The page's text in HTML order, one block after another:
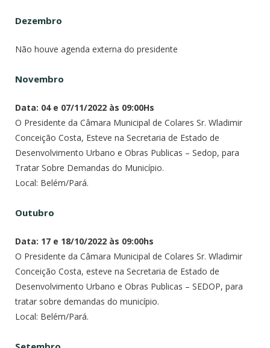
Dezembro
Não houve agenda externa do presidente
Novembro
Data: 04 e 07/11/2022 às 09:00Hs
O Presidente da Câmara Municipal de Colares Sr. Wladimir
Conceição Costa, Esteve na Secretaria de Estado de
Desenvolvimento Urbano e Obras Publicas – Sedop, para
Tratar Sobre Demandas do Município.
Local: Belém/Pará.
Outubro
Data: 17 e 18/10/2022 às 09:00hs
O Presidente da Câmara Municipal de Colares Sr. Wladimir
Conceição Costa, esteve na Secretaria de Estado de
Desenvolvimento Urbano e Obras Publicas – SEDOP, para
tratar sobre demandas do município.
Local: Belém/Pará.